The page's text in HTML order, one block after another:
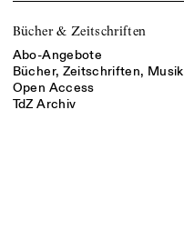
Bücher & Zeitschriften
Abo-Angebote
Bücher, Zeitschriften, Musik
Open Access
TdZ Archiv